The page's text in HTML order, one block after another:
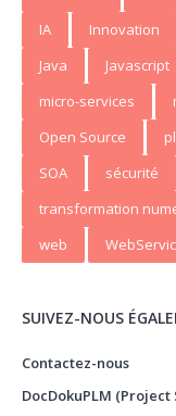
IA
Innovation
Java
Javascript
micro-services
Open Source
SOA
sécurité
transformation
web
SUIVEZ-NOUS
Contactez-nous
DocDokuPLM (Project